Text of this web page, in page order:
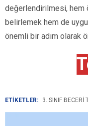
değerlendirilmesi, hem
belirlemek hem de
önemli bir adım olarak
ETİKETLER: 3. SINIF BECERI